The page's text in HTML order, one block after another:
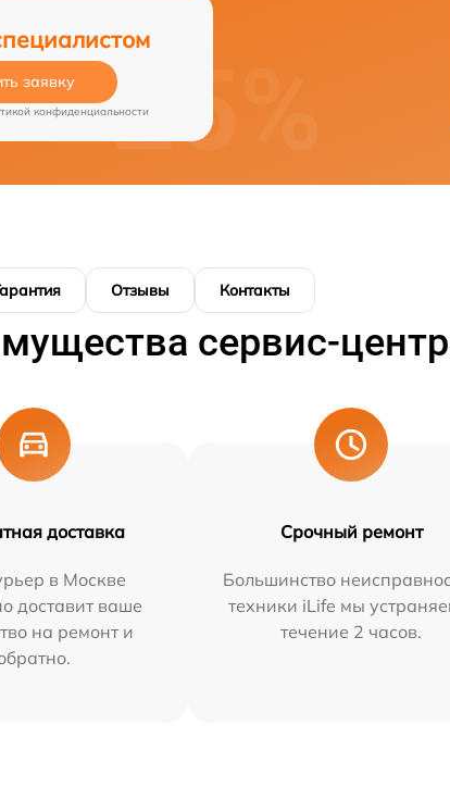
заявку
конфиденциальности
Отзывы Контакты
сервис-
доставка
в Москве
доставит ваше
на ремонт и
Срочный ремонт
Большинство
техники iLife мы
течение 2 часов.